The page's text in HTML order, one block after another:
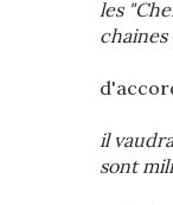
les
il
sont